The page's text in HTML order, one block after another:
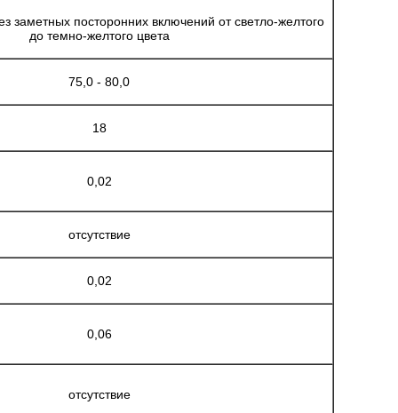
заметных посторонних включений от светло-желтого
до темно-желтого цвета
75,0 - 80,0
18
0,02
отсутствие
0,02
0,06
отсутствие